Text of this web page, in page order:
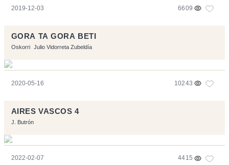
2019-12-03 6609
GORA TA GORA BETI
Oskorri Julio Vidorreta Zubeldía
2020-05-16 10243
AIRES VASCOS 4
J. Butrón
2022-02-07 4415